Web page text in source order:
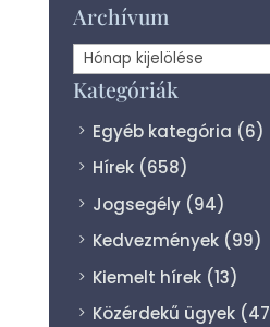
Archívum
Archívum
Kategóriák
Egyéb kategória (6)
Hírek (658)
Jogsegély (94)
Kedvezmények (99)
Kiemelt hírek (13)
Közérdekű ügyek